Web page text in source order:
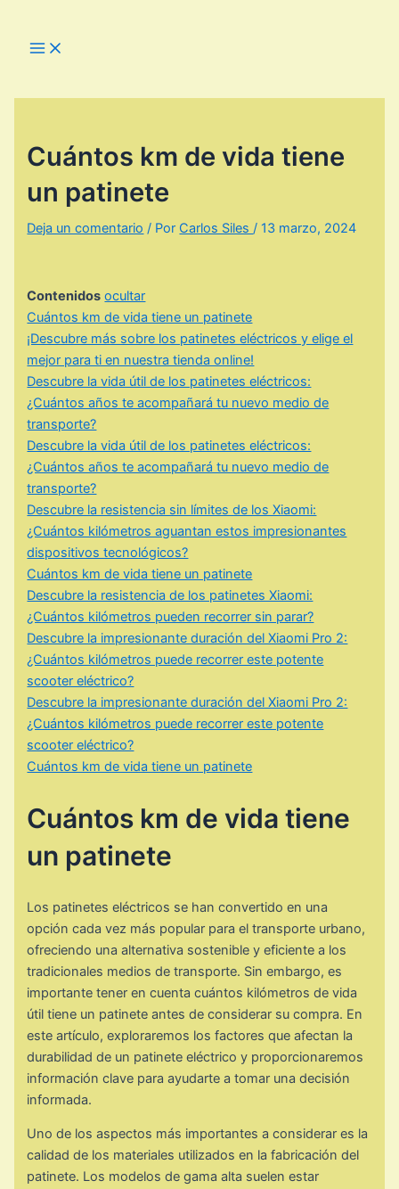
Main
Menu
Cuántos km de vida tiene
un patinete
Deja un comentario / Por Carlos Siles/13 marzo, 2024
Contenidos ocultar
Cuántos km de vida tiene un patinete
¡Descubre más sobre los patinetes eléctricos y elige el
mejor para ti en nuestra tienda online!
Descubre la vida útil de los patinetes eléctricos:
¿Cuántos años te acompañará tu nuevo medio de
transporte?
Descubre la vida útil de los patinetes eléctricos:
¿Cuántos años te acompañará tu nuevo medio de
transporte?
Descubre la resistencia sin límites de los Xiaomi:
¿Cuántos kilómetros aguantan estos impresionantes
dispositivos tecnológicos?
Cuántos km de vida tiene un patinete
Descubre la resistencia de los patinetes Xiaomi:
¿Cuántos kilómetros pueden recorrer sin parar?
Descubre la impresionante duración del Xiaomi Pro 2:
¿Cuántos kilómetros puede recorrer este potente
scooter eléctrico?
Descubre la impresionante duración del Xiaomi Pro 2:
¿Cuántos kilómetros puede recorrer este potente
scooter eléctrico?
Cuántos km de vida tiene un patinete
Cuántos km de vida tiene
un patinete
Los patinetes eléctricos se han convertido en una
opción cada vez más popular para el transporte urbano,
ofreciendo una alternativa sostenible y eficiente a los
tradicionales medios de transporte. Sin embargo, es
importante tener en cuenta cuántos kilómetros de vida
útil tiene un patinete antes de considerar su compra. En
este artículo, exploraremos los factores que afectan la
durabilidad de un patinete eléctrico y proporcionaremos
información clave para ayudarte a tomar una decisión
informada.
Uno de los aspectos más importantes a considerar es la
calidad de los materiales utilizados en la fabricación del
patinete. Los modelos de gama alta suelen estar